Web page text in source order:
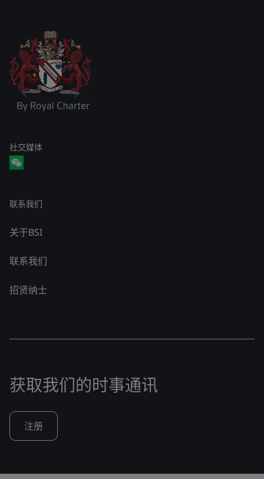
社交媒体
联系我们
关于BSI
联系我们
招贤纳士
获取我们的时事通讯
注册